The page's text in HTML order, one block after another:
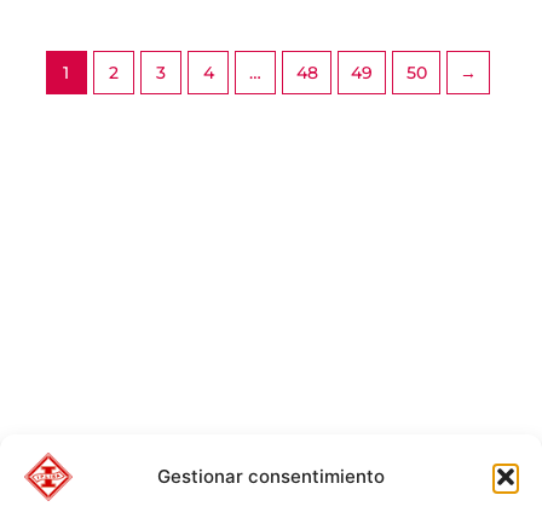
Gestionar consentimiento
1 2 3 4 … 48 49 50 →